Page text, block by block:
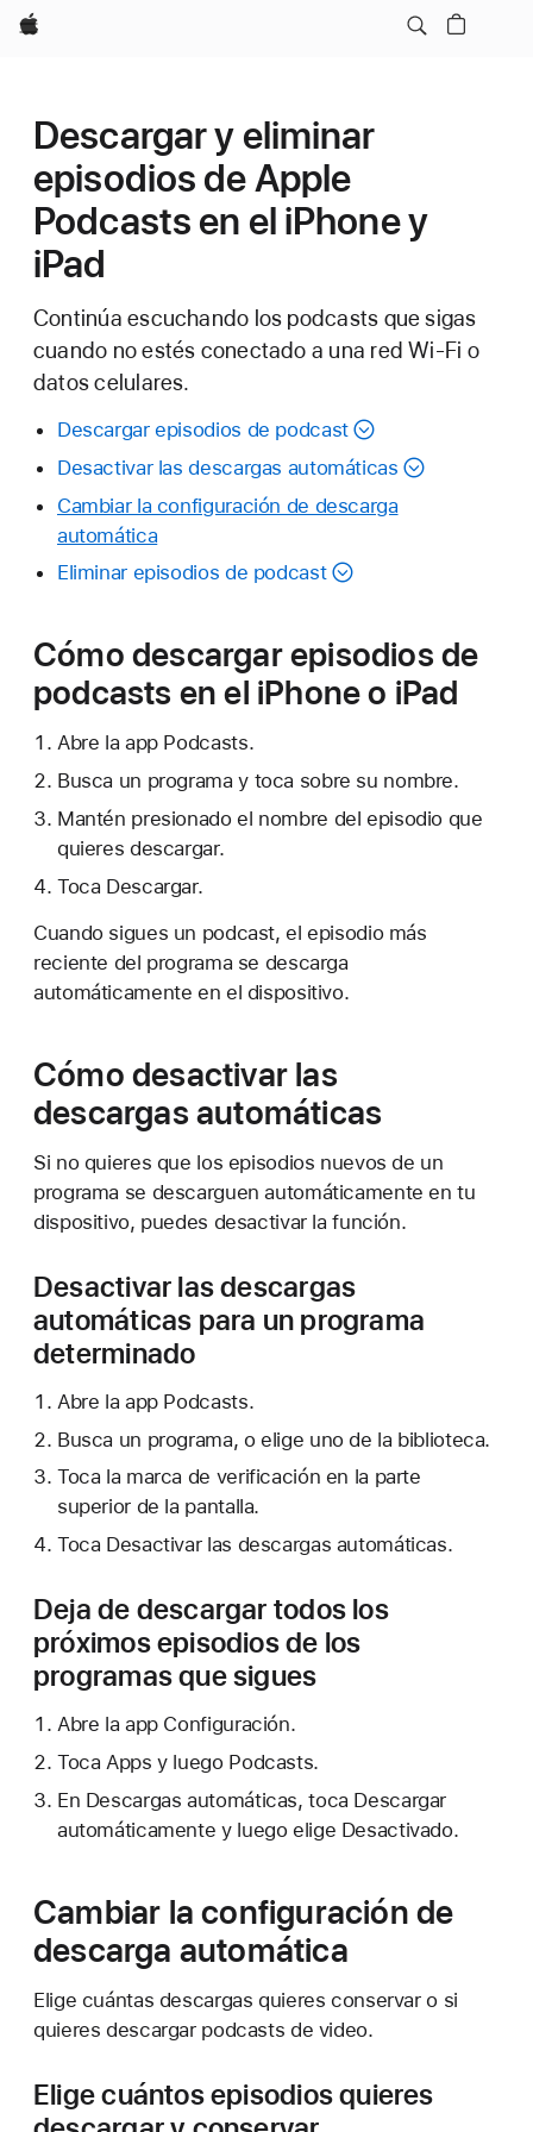
Apple
Descargar y eliminar
episodios de Apple
Podcasts en el iPhone y
iPad
Continúa escuchando los podcasts que sigas
cuando no estés conectado a una red Wi-Fi o
datos celulares.
Descargar episodios de podcast
Desactivar las descargas automáticas
Cambiar la configuración de descarga
automática
Eliminar episodios de podcast
Cómo descargar episodios de
podcasts en el iPhone o iPad
Abre la app Podcasts.
Busca un programa y toca sobre su nombre.
Mantén presionado el nombre del episodio que
quieres descargar.
Toca Descargar.
Cuando sigues un podcast, el episodio más
reciente del programa se descarga
automáticamente en el dispositivo.
Cómo desactivar las
descargas automáticas
Si no quieres que los episodios nuevos de un
programa se descarguen automáticamente en tu
dispositivo, puedes desactivar la función.
Desactivar las descargas
automáticas para un programa
determinado
Abre la app Podcasts.
Busca un programa, o elige uno de la biblioteca.
Toca la marca de verificación en la parte
superior de la pantalla.
Toca Desactivar las descargas automáticas.
Deja de descargar todos los
próximos episodios de los
programas que sigues
Abre la app Configuración.
Toca Apps y luego Podcasts.
En Descargas automáticas, toca Descargar
automáticamente y luego elige Desactivado.
Cambiar la configuración de
descarga automática
Elige cuántas descargas quieres conservar o si
quieres descargar podcasts de video.
Elige cuántos episodios quieres